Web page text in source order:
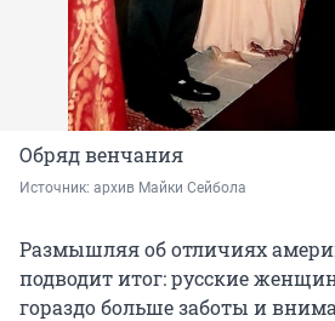
Обряд венчания
Источник: архив Майки Сейбола
Размышляя об отличиях
подводит итог: русские
гораздо больше заботы и